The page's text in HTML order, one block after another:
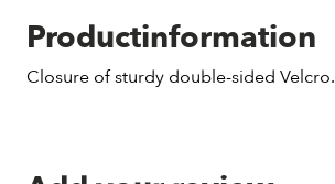
Productinformation
Closure of sturdy double-sided Velcro.